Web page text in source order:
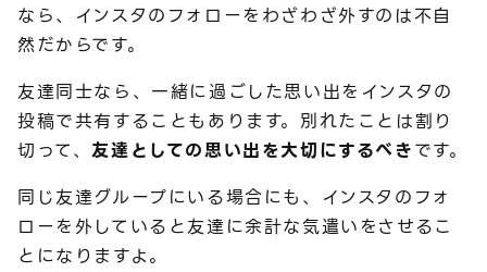
なら、インスタのフォローをわざわざ外すのは不自
然だからです。
友達同士なら、一緒に過ごした思い出をインスタの
投稿で共有することもあります。別れたことは割り
切って、友達としての思い出を大切にするべきです。
同じ友達グループにいる場合にも、インスタのフォ
ローを外していると友達に余計な気遣いをさせるこ
とになりますよ。